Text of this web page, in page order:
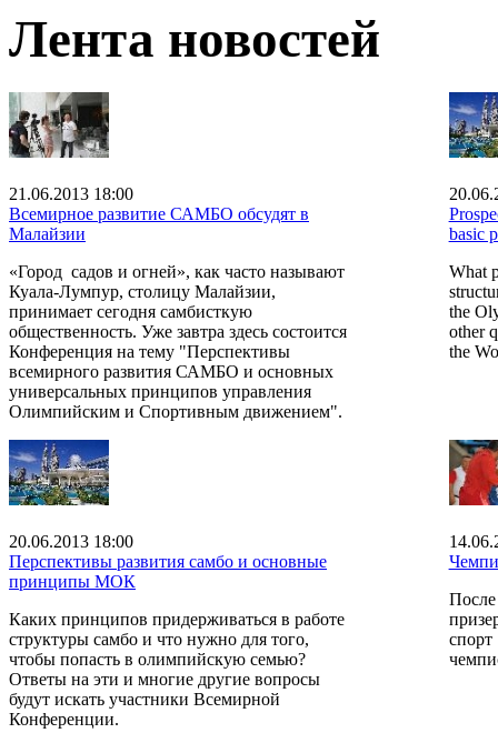
Лента новостей
21.06.2013 18:00
Всемирное развитие САМБО обсудят в
Малайзии
«Город садов и огней», как часто называют
Куала-Лумпур, столицу Малайзии,
принимает сегодня самбисткую
общественность. Уже завтра здесь состоится
Конференция на тему "Перспективы
всемирного развития САМБО и основных
универсальных принципов управления
Олимпийским и Спортивным движением".
basic
What
the
other
the
20.06.2013 18:00
Перспективы развития самбо и основные
принципы МОК
Каких принципов придерживаться в работе
структуры самбо и что нужно для того,
чтобы попасть в олимпийскую семью?
Ответы на эти и многие другие вопросы
будут искать участники Всемирной
Конференции.
После